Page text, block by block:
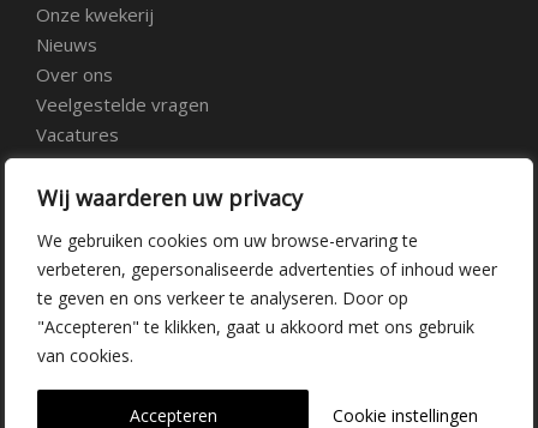
Wij waarderen uw privacy
We gebruiken cookies om uw browse-ervaring te
verbeteren, gepersonaliseerde advertenties of inhoud weer
te geven en ons verkeer te analyseren. Door op
"Accepteren" te klikken, gaat u akkoord met ons gebruik
van cookies.
Cookie instellingen
Accepteren
Onze kwekerij
Nieuws
Over ons
Veelgestelde vragen
Vacatures
Contact
Kwekerij Delfgauw
Vrederustlaan 10
2645 AW Delfgauw
info@dehoogorchids.com